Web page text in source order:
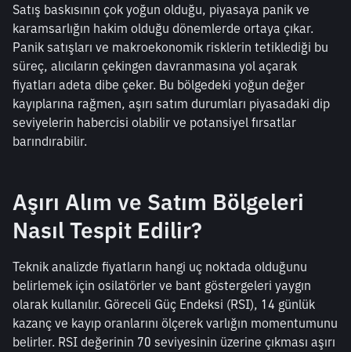
Satış baskısının çok yoğun olduğu, piyasaya panik ve
karamsarlığın hakim olduğu dönemlerde ortaya çıkar.
Panik satışları ve makroekonomik risklerin tetiklediği bu
süreç, alıcıların çekingen davranmasına yol açarak
fiyatları adeta dibe çeker. Bu bölgedeki yoğun değer
kayıplarına rağmen, aşırı satım durumları piyasadaki dip
seviyelerin habercisi olabilir ve potansiyel fırsatlar
barındırabilir.
Aşırı Alım ve Satım Bölgeleri
Nasıl Tespit Edilir?
Teknik analizde fiyatların hangi uç noktada olduğunu
belirlemek için osilatörler ve bant göstergeleri yaygın
olarak kullanılır. Göreceli Güç Endeksi (RSI), 14 günlük
kazanç ve kayıp oranlarını ölçerek varlığın momentumunu
belirler. RSI değerinin 70 seviyesinin üzerine çıkması aşırı